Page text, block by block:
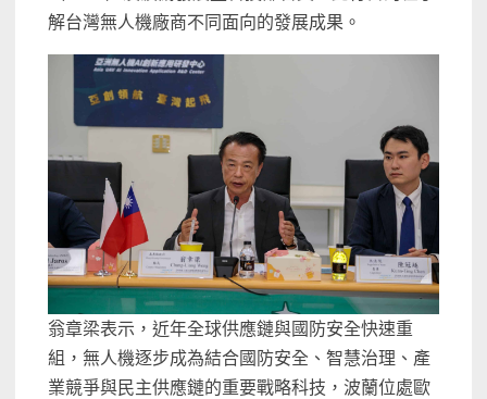
解台灣無人機廠商不同面向的發展成果。
翁章梁表示，近年全球供應鏈與國防安全快速重
組，無人機逐步成為結合國防安全、智慧治理、產
業競爭與民主供應鏈的重要戰略科技，波蘭位處歐